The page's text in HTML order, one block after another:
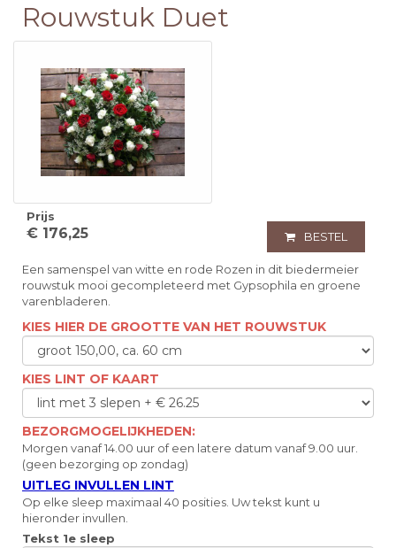
Rouwstuk Duet
Prijs
€ 176,25 BESTEL
Een samenspel van witte en rode Rozen in dit biedermeier
rouwstuk mooi gecompleteerd met Gypsophila en groene
varenbladeren.
KIES HIER DE GROOTTE VAN HET ROUWSTUK
KIES LINT OF KAART
BEZORGMOGELIJKHEDEN:
Morgen vanaf 14.00 uur of een latere datum vanaf 9.00 uur.
(geen bezorging op zondag)
UITLEG INVULLEN LINT
Op elke sleep maximaal 40 posities. Uw tekst kunt u
hieronder invullen.
Tekst 1e sleep